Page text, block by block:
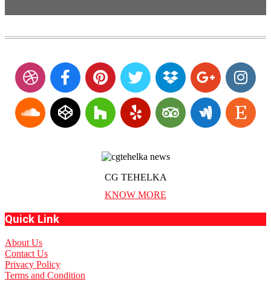
CG TEHELKA
KNOW MORE
Quick Link
About Us
Contact Us
Privacy Policy
Terms and Condition